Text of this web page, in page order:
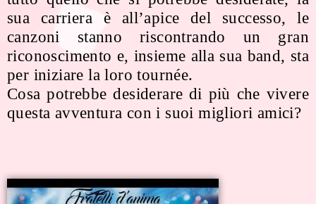
sua carriera è all’apice del successo, le
canzoni stanno riscontrando un gran
riconoscimento e, insieme alla sua band, sta
per iniziare la loro tournée.
Cosa potrebbe desiderare di più che vivere
questa avventura con i suoi migliori amici?